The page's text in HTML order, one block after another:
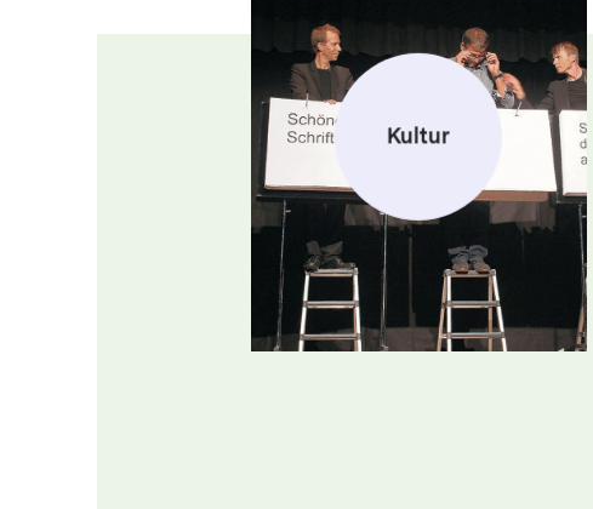
Kultur